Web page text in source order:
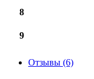
8
9
Отзывы (6)